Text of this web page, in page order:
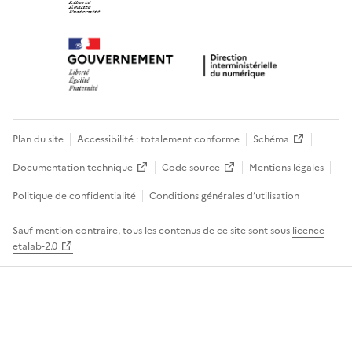
Plan du site Accessibilité : totalement conforme
Schéma
Documentation technique
Code source
Mentions légales
Politique de confidentialité
Conditions générales d’utilisation
Sauf mention contraire, tous les contenus de ce site sont sous licence
etalab-2.0